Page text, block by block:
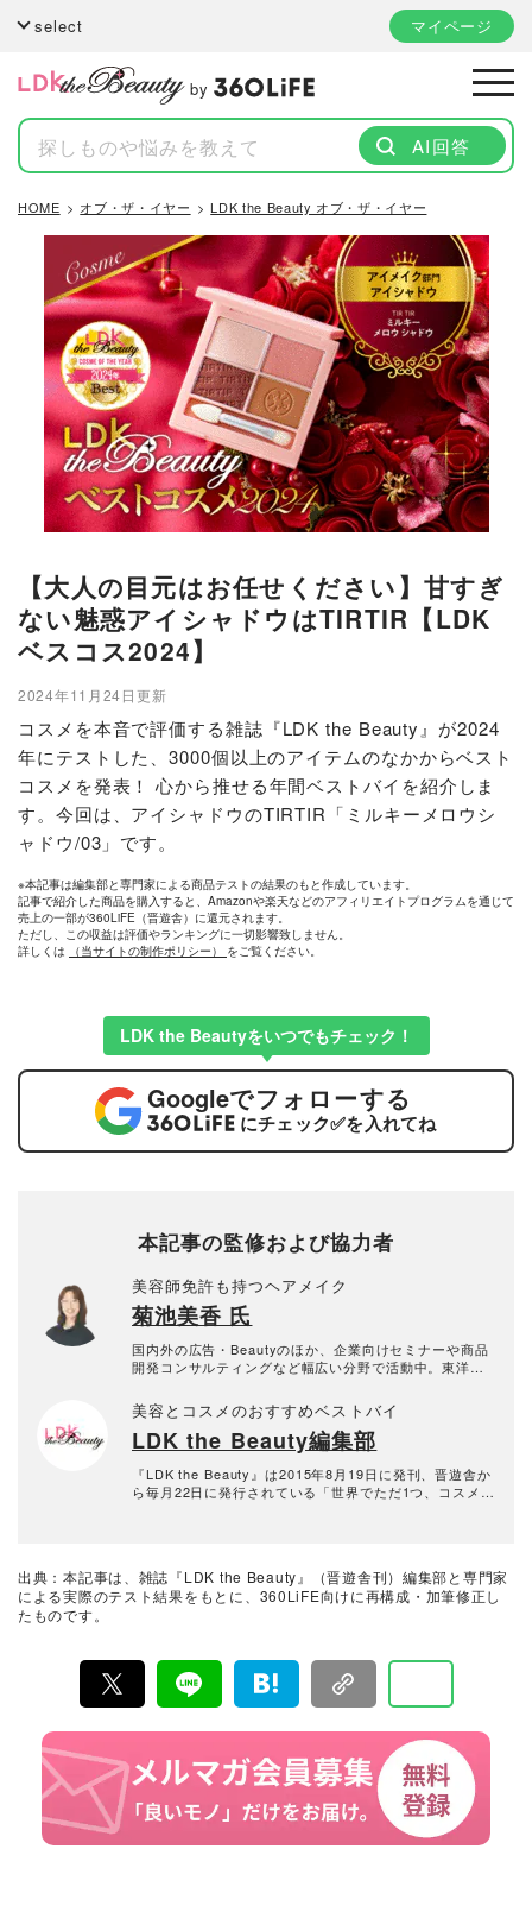
select マイページ
by
AI回答
HOME オブ・ザ・イヤー LDK the Beauty オブ・ザ・イヤー
【大人の目元はお任せください】甘すぎ
ない魅惑アイシャドウはTIRTIR【LDK
ベスコス2024】
2024年11月24日更新
コスメを本音で評価する雑誌『LDK the Beauty』が2024
年にテストした、3000個以上のアイテムのなかからベスト
コスメを発表！ 心から推せる年間ベストバイを紹介しま
す。今回は、アイシャドウのTIRTIR「ミルキーメロウシ
ャドウ/03」です。
※本記事は編集部と専門家による商品テストの結果のもと作成しています。
記事で紹介した商品を購入すると、Amazonや楽天などのアフィリエイトプログラムを通じて
売上の一部が360LiFE（晋遊舎）に還元されます。
ただし、この収益は評価やランキングに一切影響致しません。
詳しくは
（当サイトの制作ポリシー） をご覧ください。
LDK the Beautyをいつでもチェック！
Googleでフォローする
にチェック✅を入れてね
本記事の監修および協力者
美容師免許も持つヘアメイク
菊池美香 氏
国内外の広告・Beautyのほか、企業向けセミナーや商品
開発コンサルティングなど幅広い分野で活動中。東洋医
イクに定評のあるアーティスト。2021年、パーソナルメ
イクレッスンの為のメイクサロン【recipe⓪レシピゼ
ロ】を代々木上原にOPEN。 【経歴】 Paris Fashion w
eek、V&A ”Kimono cat walk " 、Pompidou「A Shaded
View on Fashion Film」、Hollywood「WOLVERINE:SA
MURAI」etc..
美容とコスメのおすすめベストバイ
LDK the Beauty編集部
『LDK the Beauty』は2015年8月19日に発刊、晋遊舎か
ら毎月22日に発行されている「世界でただ1つ、コスメを
ディアで情報を発信中。姉妹誌であるテストする女性誌
『LDK』と同様、メーカーに忖度する事なく、編集部と
出典：本記事は、雑誌『LDK the Beauty』（晋遊舎刊）編集部と専門家
による実際のテスト結果をもとに、360LiFE向けに再構成・加筆修正し
たものです。